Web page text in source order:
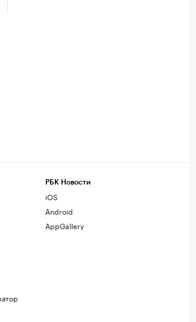
РБК Новости
iOS
Android
AppGallery